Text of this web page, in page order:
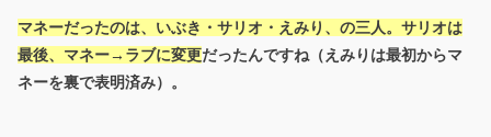
マネーだったのは、いぶき・サリオ・えみり、の三人。サリオは
最後、マネー→ラブに変更だったんですね（えみりは最初からマ
ネーを裏で表明済み）。